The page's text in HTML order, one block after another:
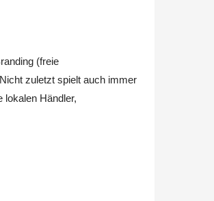
(freie
zuletzt spielt auch immer
lokalen Händler,